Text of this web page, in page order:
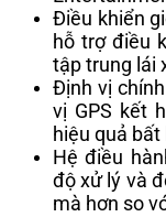
Điều khiển
hỗ trợ điều
tập trung lái
Định vị
vị GPS kết
hiệu quả
Hệ điều
độ xử lý và
mà hơn so